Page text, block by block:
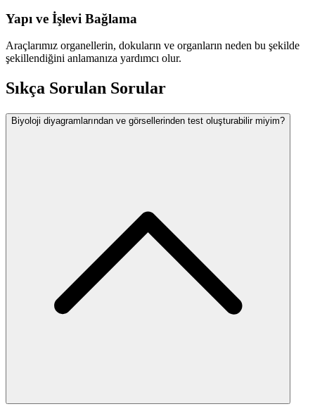
Yapı ve İşlevi Bağlama
Araçlarımız organellerin, dokuların ve organların neden bu şekilde
şekillendiğini anlamanıza yardımcı olur.
Sıkça Sorulan Sorular
Biyoloji diyagramlarından ve görsellerinden test oluşturabilir miyim?